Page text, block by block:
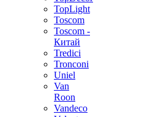
TopLight
Toscom
Toscom -
Китай
Tredici
Tronconi
Uniel
Van
Roon
Vandeco